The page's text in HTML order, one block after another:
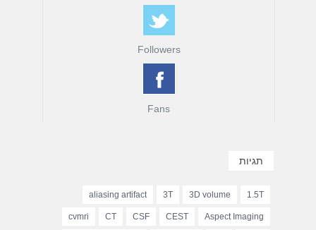
Followers
Fans
תגיות
1.5T
3D volume
3T
aliasing artifact
Aspect Imaging
CEST
CSF
CT
cvmri